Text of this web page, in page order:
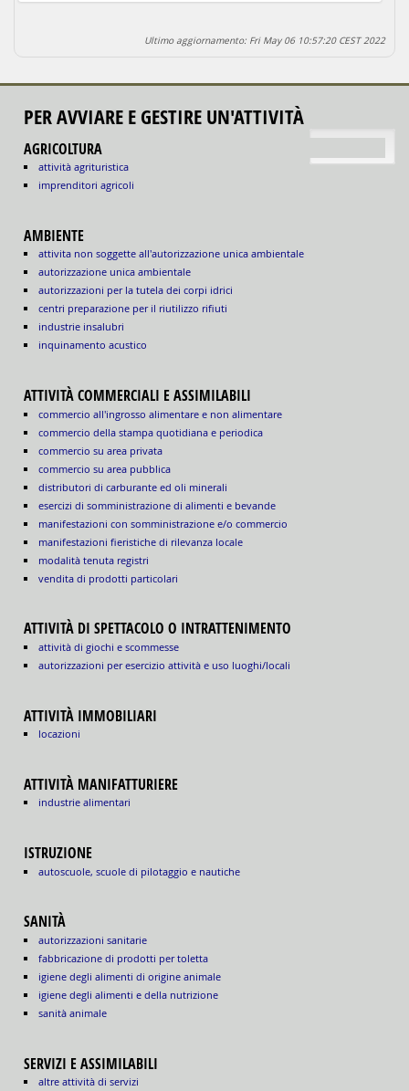
Ultimo aggiornamento: Fri May 06 10:57:20 CEST 2022
PER AVVIARE E GESTIRE UN'ATTIVITÀ
AGRICOLTURA
attività agrituristica
imprenditori agricoli
AMBIENTE
attivita non soggette all'autorizzazione unica ambientale
autorizzazione unica ambientale
autorizzazioni per la tutela dei corpi idrici
centri preparazione per il riutilizzo rifiuti
industrie insalubri
inquinamento acustico
ATTIVITÀ COMMERCIALI E ASSIMILABILI
commercio all'ingrosso alimentare e non alimentare
commercio della stampa quotidiana e periodica
commercio su area privata
commercio su area pubblica
distributori di carburante ed oli minerali
esercizi di somministrazione di alimenti e bevande
manifestazioni con somministrazione e/o commercio
manifestazioni fieristiche di rilevanza locale
modalità tenuta registri
vendita di prodotti particolari
ATTIVITÀ DI SPETTACOLO O INTRATTENIMENTO
attività di giochi e scommesse
autorizzazioni per esercizio attività e uso luoghi/locali
ATTIVITÀ IMMOBILIARI
locazioni
ATTIVITÀ MANIFATTURIERE
industrie alimentari
ISTRUZIONE
autoscuole, scuole di pilotaggio e nautiche
SANITÀ
autorizzazioni sanitarie
fabbricazione di prodotti per toletta
igiene degli alimenti di origine animale
igiene degli alimenti e della nutrizione
sanità animale
SERVIZI E ASSIMILABILI
altre attività di servizi